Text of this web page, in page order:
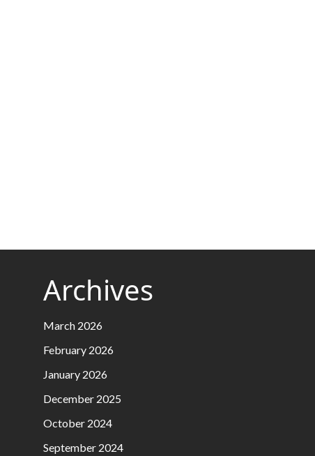
Archives
March 2026
February 2026
January 2026
December 2025
October 2024
September 2024